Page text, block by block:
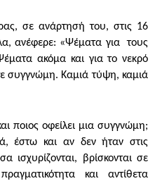
σε ανάρτησή του, στις 16
ανέφερε: «Ψέματα για τους
ακόμα και για το νεκρό
συγγνώμη. Καμιά τύψη, καμιά
ποιος οφείλει μια συγγνώμη;
έστω και αν δεν ήταν στις
ισχυρίζονται, βρίσκονται σε
και αντίθετα